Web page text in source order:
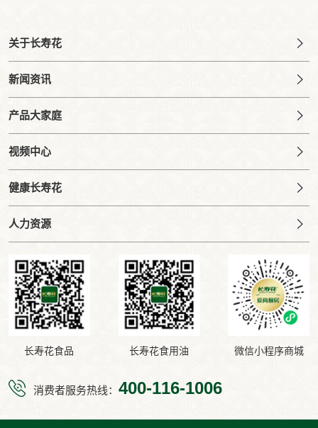
关于长寿花
新闻资讯
产品大家庭
视频中心
健康长寿花
人力资源
长寿花食品 长寿花食用油 微信小程序商城
消费者服务热线： 400-116-1006